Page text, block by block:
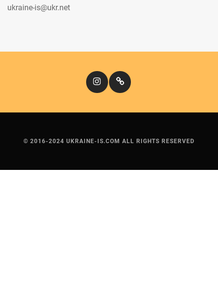
ukraine-is@ukr.net
InstagramКіномандри
© 2016-2024 UKRAINE-IS.COM ALL RIGHTS RESERVED